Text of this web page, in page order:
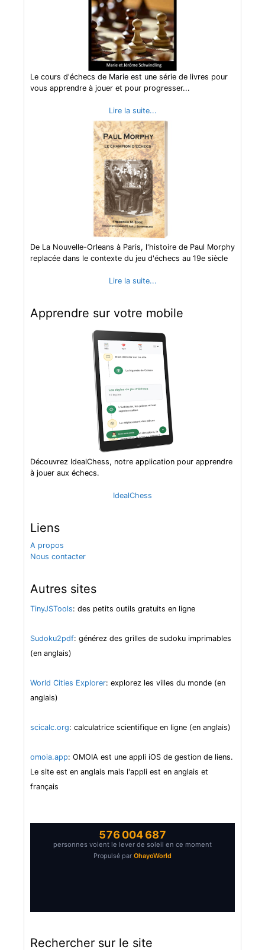
Le cours d'échecs de Marie est une série de livres pour
vous apprendre à jouer et pour progresser...
Lire la suite...
De La Nouvelle-Orleans à Paris, l'histoire de Paul Morphy
replacée dans le contexte du jeu d'échecs au 19e siècle
Lire la suite...
Apprendre sur votre mobile
Découvrez IdealChess, notre application pour apprendre
à jouer aux échecs.
IdealChess
Liens
A propos
Nous contacter
Autres sites
TinyJSTools: des petits outils gratuits en ligne
Sudoku2pdf: générez des grilles de sudoku imprimables
(en anglais)
World Cities Explorer: explorez les villes du monde (en
anglais)
scicalc.org: calculatrice scientifique en ligne (en anglais)
omoia.app: OMOIA est une appli iOS de gestion de liens.
Le site est en anglais mais l'appli est en anglais et
français
Rechercher sur le site